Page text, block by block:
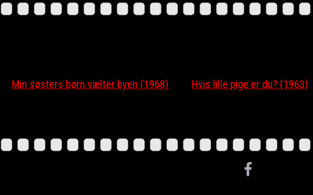
Min søsters børn vælter byen (1968) Hvis lille pige er du? (1963)